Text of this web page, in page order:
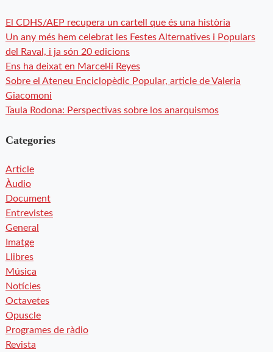
El CDHS/AEP recupera un cartell que és una història
Un any més hem celebrat les Festes Alternatives i Populars
del Raval, i ja són 20 edicions
Ens ha deixat en Marcel·lí Reyes
Sobre el Ateneu Enciclopèdic Popular, article de Valeria
Giacomoni
Taula Rodona: Perspectivas sobre los anarquismos
Categories
Article
Àudio
Document
Entrevistes
General
Imatge
Llibres
Música
Notícies
Octavetes
Opuscle
Programes de ràdio
Revista